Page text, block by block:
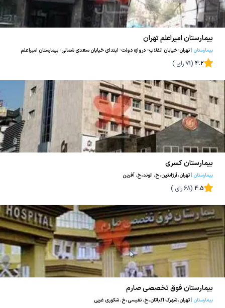
بیمارستان امیراعلم تهران
بیمارستان |تهران-خيابان انقلاب- دروازه دولت- ابتدای خيابان سعدی شمالی- بیمارستان امیراعلم
4.2
(
71رای )
بیمارستان کسری
بیمارستان |تهران،آرژانتین،خ. الوند،خ. آفرین
4.5
(
68رای )
بیمارستان فوق تخصصی صارم
بیمارستان |تهران،شهرک اکباتان،خ. نفیسی،خ. شکوری غربی